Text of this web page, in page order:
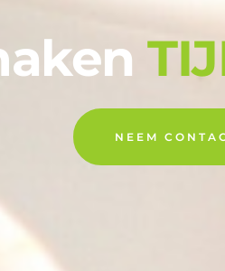
NEEM